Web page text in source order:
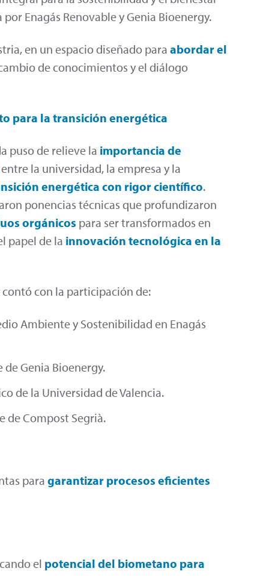
Enagás Renovable y Genia Bioenergy.
en un espacio diseñado para abordar el
de conocimientos y el diálogo
para la transición energética
puso de relieve la importancia de
entre la universidad, la empresa y la
energética con rigor científico.
ponencias técnicas que profundizaron
orgánicos para ser transformados en
papel de la innovación tecnológica en la
con la participación de:
Ambiente y Sostenibilidad en Enagás
Genia Bioenergy.
de la Universidad de Valencia.
de Compost Segrià.
para garantizar procesos eficientes
el potencial del biometano para